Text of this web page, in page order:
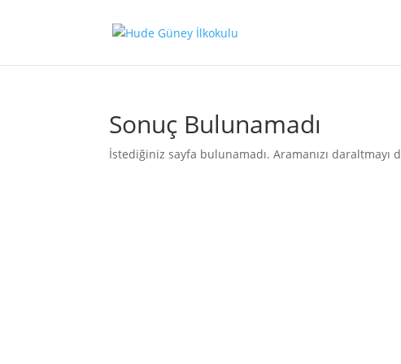
Sonuç Bulunamadı
İstediğiniz sayfa bulunamadı. Aramanızı